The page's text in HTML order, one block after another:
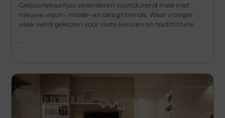
Geboortekaartjes veranderen voortdurend mee met
nieuwe woon-, mode- en designtrends. Waar vroeger
vaak werd gekozen voor vaste kleuren en traditionele